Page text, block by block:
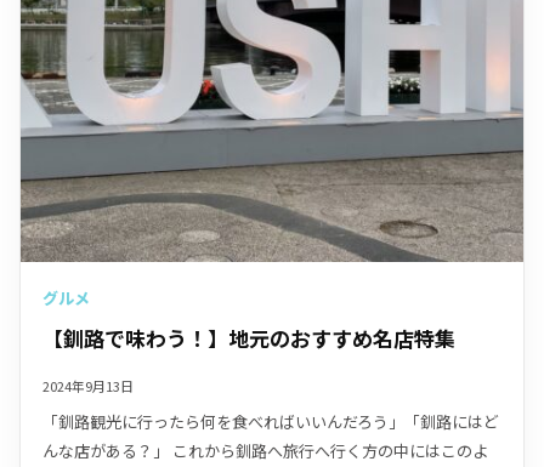
グルメ
【釧路で味わう！】地元のおすすめ名店特集
2024年9月13日
「釧路観光に行ったら何を食べればいいんだろう」「釧路にはど
んな店がある？」 これから釧路へ旅行へ行く方の中にはこのよ